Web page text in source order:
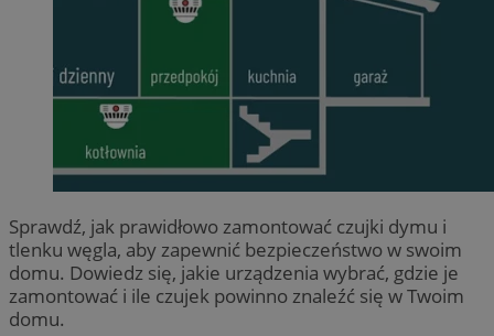
Sprawdź, jak prawidłowo zamontować czujki dymu i
tlenku węgla, aby zapewnić bezpieczeństwo w swoim
domu. Dowiedz się, jakie urządzenia wybrać, gdzie je
zamontować i ile czujek powinno znaleźć się w Twoim
domu.